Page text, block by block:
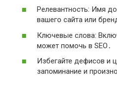
Релевантность: Имя
вашего сайта или
Ключевые слова:
может помочь в SEO․
Избегайте дефисов и
запоминание и